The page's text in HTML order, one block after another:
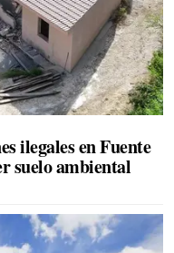
ilegales en Fuente
suelo ambiental